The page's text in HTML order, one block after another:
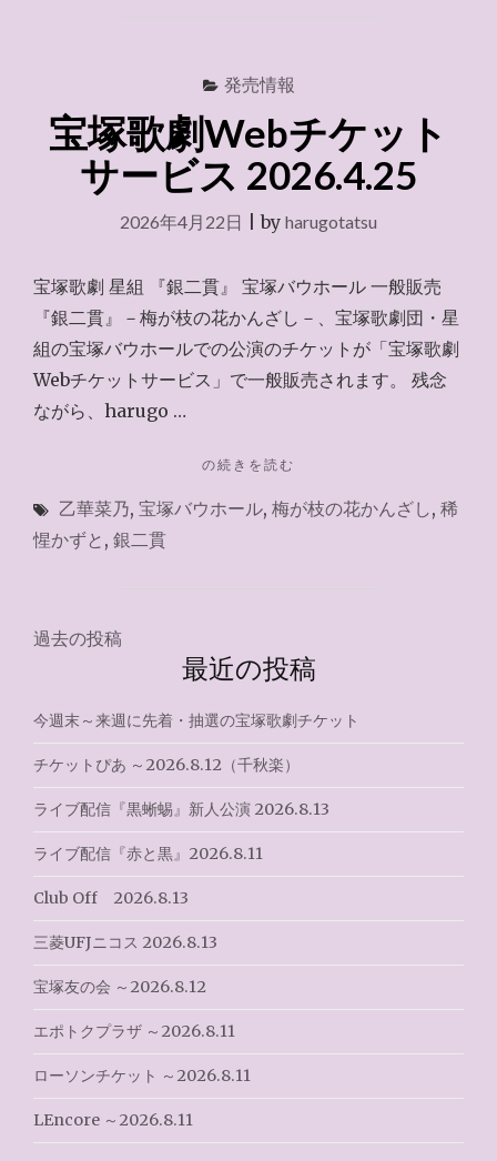
発売情報
宝塚歌劇Webチケット
サービス 2026.4.25
2026年4月22日 |by harugotatsu
宝塚歌劇 星組 『銀二貫』 宝塚バウホール 一般販売
『銀二貫』－梅が枝の花かんざし－、宝塚歌劇団・星
組の宝塚バウホールでの公演のチケットが「宝塚歌劇
Webチケットサービス」で一般販売されます。 残念
ながら、harugo …
"宝
歌
サ
ビ
ス
2026.4.25"
の続きを読む
乙華菜乃, 宝塚バウホール, 梅が枝の花かんざし, 稀
惺かずと , 銀二貫
投
ナ
ビ
ゲ
ー
シ
ョ
ン
過去の投稿
最近の投稿
今週末～来週に先着・抽選の宝塚歌劇チケット
チケットぴあ ～2026.8.12（千秋楽）
ライブ配信『黒蜥蜴』新人公演 2026.8.13
ライブ配信『赤と黒』2026.8.11
Club Off 2026.8.13
三菱UFJニコス 2026.8.13
宝塚友の会 ～2026.8.12
エポトクプラザ ～2026.8.11
ローソンチケット ～2026.8.11
LEncore ～2026.8.11